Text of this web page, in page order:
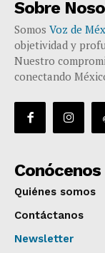
Sobre
Somos Voz de
objetividad y
Nuestro
conectando
Conócenos
Quiénes somos
Contáctanos
Newsletter